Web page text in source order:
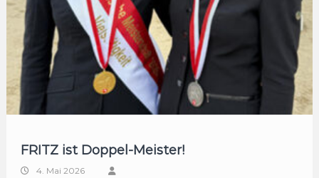
FRITZ ist Doppel-Meister!
4. Mai 2026